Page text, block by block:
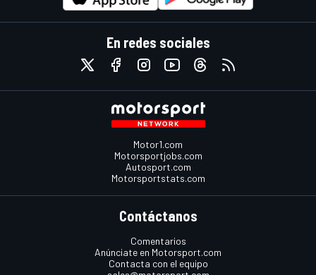
En redes sociales
Motor1.com
Motorsportjobs.com
Autosport.com
Motorsportstats.com
Contáctanos
Comentarios
Anúnciate en Motorsport.com
Contacta con el equipo